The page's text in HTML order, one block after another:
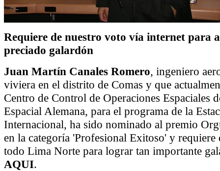
Requiere de nuestro voto vía internet para
preciado galardón
Juan Martín Canales Romero, ingeniero
viviera en el distrito de Comas y que
Centro de Control de Operaciones Espaciales
Espacial Alemana, para el programa de la
Internacional, ha sido nominado al premio
en la categoría 'Profesional Exitoso' y requiere
todo Lima Norte para lograr tan importante
AQUI.